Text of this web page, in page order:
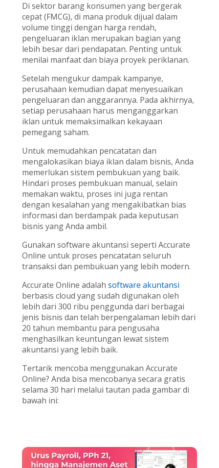
Di sektor barang konsumen yang bergerak
cepat (FMCG), di mana produk dijual dalam
volume tinggi dengan harga rendah,
pengeluaran iklan merupakan bagian yang
lebih besar dari pendapatan. Penting untuk
menilai manfaat dan biaya proyek periklanan.
Setelah mengukur dampak kampanye,
perusahaan kemudian dapat menyesuaikan
pengeluaran dan anggarannya. Pada akhirnya,
setiap perusahaan harus menganggarkan
iklan untuk memaksimalkan kekayaan
pemegang saham.
Untuk memudahkan pencatatan dan
mengalokasikan biaya iklan dalam bisnis, Anda
memerlukan sistem pembukuan yang baik.
Hindari proses pembukuan manual, selain
memakan waktu, proses ini juga rentan
dengan kesalahan yang mengakibatkan bias
informasi dan berdampak pada keputusan
bisnis yang Anda ambil.
Gunakan software akuntansi seperti Accurate
Online untuk proses pencatatan seluruh
transaksi dan pembukuan yang lebih modern.
Accurate Online adalah software akuntansi
berbasis cloud yang sudah digunakan oleh
lebih dari 300 ribu penggunda dari berbagai
jenis bisnis dan telah berpengalaman lebih dari
20 tahun membantu para pengusaha
menghasilkan keuntungan lewat sistem
akuntansi yang lebih baik.
Tertarik mencoba menggunakan Accurate
Online? Anda bisa mencobanya secara gratis
selama 30 hari melalui tautan pada gambar di
bawah ini: